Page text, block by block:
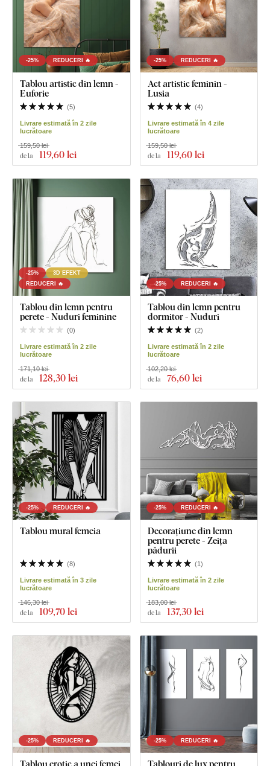
-25% REDUCERI 🔥
Tablou artistic din lemn -
Euforie
(5)
Livrare estimată în 2 zile
lucrătoare
de la 119,60 lei
159,50 lei
-25% REDUCERI 🔥
Act artistic feminin -
Lusia
(4)
Livrare estimată în 4 zile
lucrătoare
de la 119,60 lei
159,50 lei
-25%
3D EFEKT
REDUCERI 🔥
Tablou din lemn pentru
perete - Nuduri feminine
(0)
Livrare estimată în 2 zile
lucrătoare
de la 128,30 lei
171,10 lei
-25% REDUCERI 🔥
Tablou din lemn pentru
dormitor - Nuduri
(2)
Livrare estimată în 2 zile
lucrătoare
de la 76,60 lei
102,20 lei
-25% REDUCERI 🔥
Tablou mural femeia
(8)
Livrare estimată în 3 zile
lucrătoare
de la 109,70 lei
146,30 lei
-25% REDUCERI 🔥
Decorațiune din lemn
pentru perete - Zeița
pădurii
(1)
Livrare estimată în 2 zile
lucrătoare
de la 137,30 lei
183,00 lei
-25% REDUCERI 🔥 -25% REDUCERI 🔥